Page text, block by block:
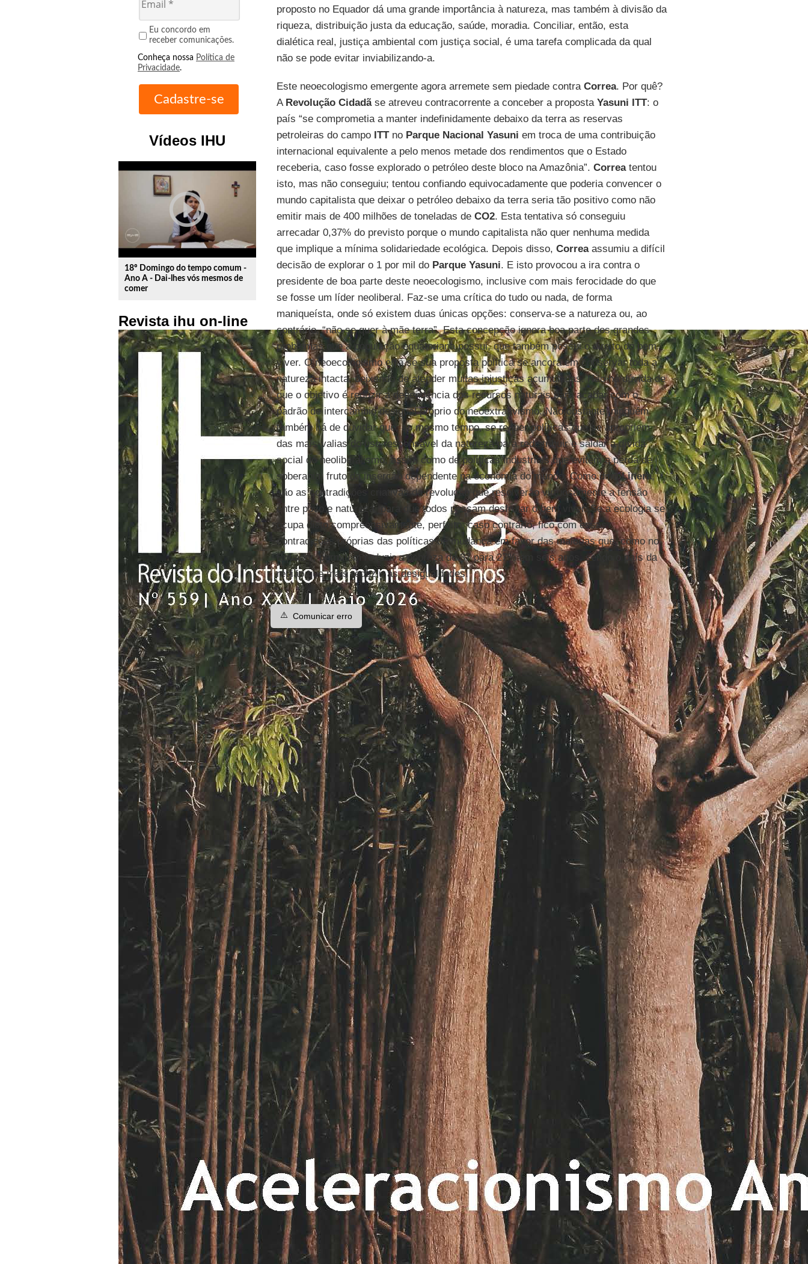
Eu concordo em
receber comunicações.
Conheça nossa Política de
Privacidade.
Vídeos IHU
play_circle_outline
18º Domingo do tempo comum -
Ano A - Dai-lhes vós mesmos de
comer
Revista ihu on-line
proposto no Equador dá uma grande importância à natureza, mas também à divisão da
riqueza, distribuição justa da educação, saúde, moradia. Conciliar, então, esta
dialética real, justiça ambiental com justiça social, é uma tarefa complicada da qual
não se pode evitar inviabilizando-a.
Este neoecologismo emergente agora arremete sem piedade contra Correa. Por quê?
A Revolução Cidadãse atreveu contracorrente a conceber a proposta Yasuni ITT: o
país “se comprometia a manter indefinidamente debaixo da terra as reservas
petroleiras do campo ITTno Parque Nacional Yasuni em troca de uma contribuição
internacional equivalente a pelo menos metade dos rendimentos que o Estado
receberia, caso fosse explorado o petróleo deste bloco na Amazônia”. Correatentou
isto, mas não conseguiu; tentou confiando equivocadamente que poderia convencer o
mundo capitalista que deixar o petróleo debaixo da terra seria tão positivo como não
emitir mais de 400 milhões de toneladas de CO2. Esta tentativa só conseguiu
arrecadar 0,37% do previsto porque o mundo capitalista não quer nenhuma medida
que implique a mínima solidariedade ecológica. Depois disso, Correaassumiu a difícil
decisão de explorar o 1 por mil do Parque Yasuni. E isto provocou a ira contra o
presidente de boa parte deste neoecologismo, inclusive com mais ferocidade do que
se fosse um líder neoliberal. Faz-se uma crítica do tudo ou nada, de forma
maniqueísta, onde só existem duas únicas opções: conserva-se a natureza ou, ao
contrário, “não se quer à mãe terra”. Esta concepção ignora boa parte dos grandes
problemas que a população equatoriana possui, que também possui o direito do bem
viver. O neoecologismo erra se sua proposta política se ancora em conservar toda a
natureza intacta, deixando de atender muitas injustiças acumuladas. Não há dúvida de
que o objetivo é reduzir a dependência dos recursos naturais para acabar com o
padrão de intercâmbio desigual próprio do neoextrativismo. Não obstante, ninguém
também há de duvidar que, ao mesmo tempo, se requer políticas que se apropriem
das mais-valias do uso responsável da natureza para redistribuir e saldar a dívida
social do neoliberalismo, assim como de políticas industriais que evitem a perda de
soberania, fruto da inserção dependente na economia do mundo. Como diriaLinera,
são as contradições criativas da revolução que resolverão virtuosamente a tensão
entre povo e natureza, para que todos possam desfrutar o bem viver. Se a ecologia se
ocupa disto compreensivamente, perfeito; caso contrário, fico com essas
contradições próprias das políticas de mudança em favor das maiorias que, como no
Equador, permitem reduzir a pobreza de 37 para 27% em seis anos, sendo o país da
região que mais reduziu as desigualdades.
⚠️ Comunicar erro